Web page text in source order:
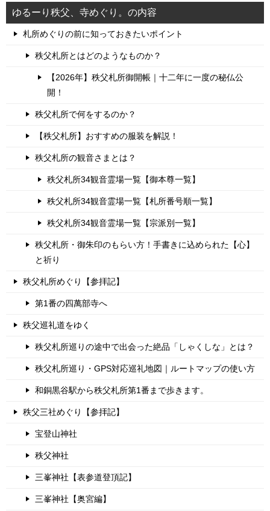
ゆるーり秩父、寺めぐり。の内容
札所めぐりの前に知っておきたいポイント
秩父札所とはどのようなものか？
【2026年】秩父札所御開帳｜十二年に一度の秘仏公
開！
秩父札所で何をするのか？
【秩父札所】おすすめの服装を解説！
秩父札所の観音さまとは？
秩父札所34観音霊場一覧【御本尊一覧】
秩父札所34観音霊場一覧【札所番号順一覧】
秩父札所34観音霊場一覧【宗派別一覧】
秩父札所・御朱印のもらい方！手書きに込められた【心】
と祈り
秩父札所めぐり【参拝記】
第1番の四萬部寺へ
秩父巡礼道をゆく
秩父札所巡りの途中で出会った絶品「しゃくしな」とは？
秩父札所巡り・GPS対応巡礼地図｜ルートマップの使い方
和銅黒谷駅から秩父札所第1番まで歩きます。
秩父三社めぐり【参拝記】
宝登山神社
秩父神社
三峯神社【表参道登頂記】
三峯神社【奥宮編】